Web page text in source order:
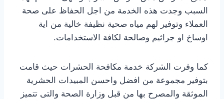
السبب وجدت هذه الخدمة من اجل الحفاظ على صحة
العملاء وتوفير لهم مياه صحية نظيفة خالية من اية
اوساخ او جراثيم وصالحة لكافة الاستخدامات.
كما وفرت الشركة خدمة مكافحة الحشرات حيث قامت
بتوفير مجموعة من افضل واحسن المبيدات الحشرية
الموثقة والمصرح بها من قبل وزارة الصحة والتى تتميز